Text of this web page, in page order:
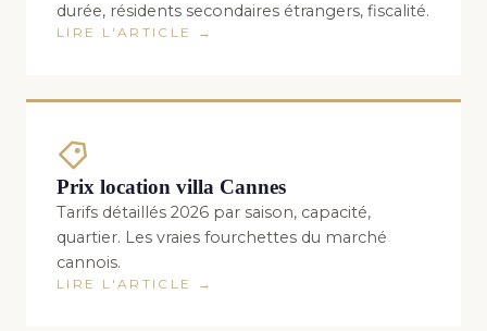
durée, résidents secondaires étrangers, fiscalité.
LIRE L'ARTICLE →
Prix location villa Cannes
Tarifs détaillés 2026 par saison, capacité,
quartier. Les vraies fourchettes du marché
cannois.
LIRE L'ARTICLE →